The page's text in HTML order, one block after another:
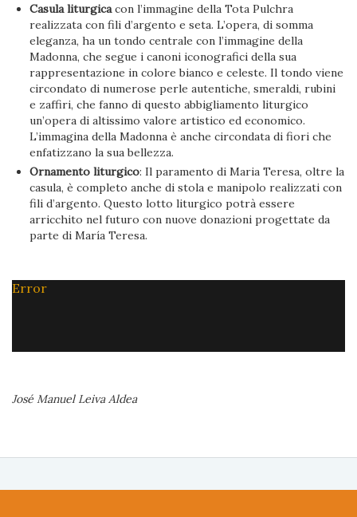
Casula liturgicacon l’immagine della Tota Pulchra
realizzata con fili d’argento e seta. L’opera, di somma
eleganza, ha un tondo centrale con l’immagine della
Madonna, che segue i canoni iconografici della sua
rappresentazione in colore bianco e celeste. Il tondo viene
circondato di numerose perle autentiche, smeraldi, rubini
e zaffiri, che fanno di questo abbigliamento liturgico
un’opera di altissimo valore artistico ed economico.
L’immagina della Madonna è anche circondata di fiori che
enfatizzano la sua bellezza.
Ornamento liturgico: Il paramento di Maria Teresa, oltre la
casula, è completo anche di stola e manipolo realizzati con
fili d’argento. Questo lotto liturgico potrà essere
arricchito nel futuro con nuove donazioni progettate da
parte di María Teresa.
Error
José Manuel Leiva Aldea